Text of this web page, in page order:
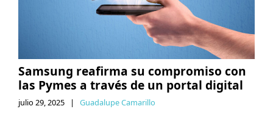
Samsung reafirma su compromiso con
las Pymes a través de un portal digital
julio 29, 2025 | Guadalupe Camarillo